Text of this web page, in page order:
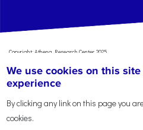
Copyright: Athena Research Center, 2025
We use cookies on this
experience
By clicking any link on this page you
cookies.